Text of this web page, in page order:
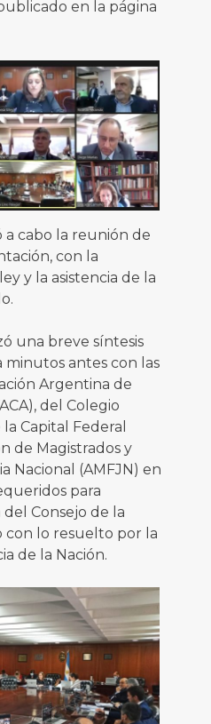
en la página
a cabo la reunión de
con la
y la asistencia de la
una breve síntesis
antes con las
Argentina de
del Colegio
Capital Federal
de Magistrados y
Nacional (AMFJN) en
para
Consejo de la
con lo resuelto por la
de la Nación.